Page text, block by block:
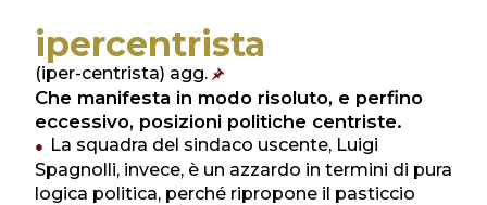
ipercentrista
(iper-centrista) agg.
Che manifesta in modo risoluto, e perfino
eccessivo, posizioni politiche centriste.
La squadra del sindaco uscente, Luigi
Spagnolli, invece, è un azzardo in termini di pura
logica politica, perché ripropone il pasticcio